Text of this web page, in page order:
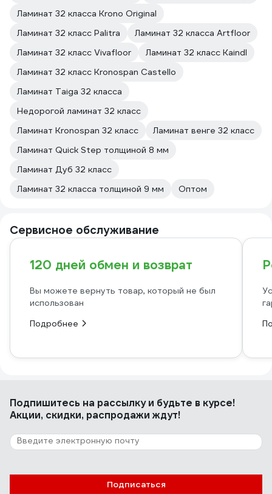
Ламинат 32 класса Krono Original
Ламинат 32 класс Palitra
Ламинат 32 класса Artfloor
Ламинат 32 класс Vivafloor
Ламинат 32 класс Kaindl
Ламинат 32 класс Kronospan Castello
Ламинат Taiga 32 класса
Недорогой ламинат 32 класс
Ламинат Kronospan 32 класс
Ламинат венге 32 класс
Ламинат Quick Step толщиной 8 мм
Ламинат Дуб 32 класс
Ламинат 32 класса толщиной 9 мм
Оптом
Сервисное обслуживание
120 дней обмен и возврат
Вы можете вернуть товар, который не был
использован
Подробнее
Подпишитесь на рассылкуи будьте в курсе!
Акции, скидки, распродажи ждут!
Подписаться